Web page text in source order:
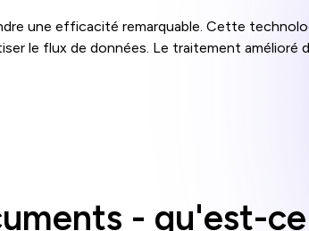
une efficacité remarquable. Cette
le flux de données. Le traitement amélioré
- qu'est-